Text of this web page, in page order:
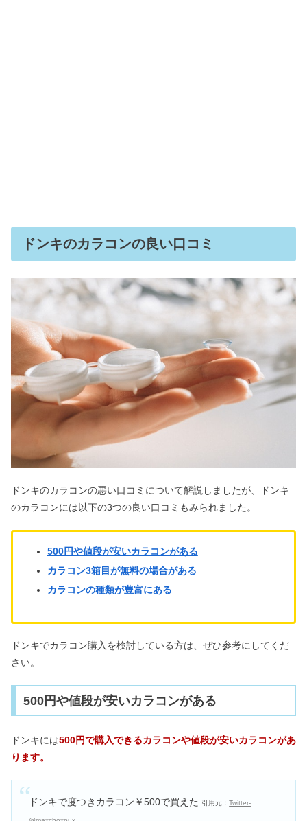
ドンキのカラコンの良い口コミ
ドンキのカラコンの悪い口コミについて解説しましたが、ドンキ
のカラコンには以下の3つの良い口コミもみられました。
500円や値段が安いカラコンがある
カラコン3箱目が無料の場合がある
カラコンの種類が豊富にある
ドンキでカラコン購入を検討している方は、ぜひ参考にしてくだ
さい。
500円や値段が安いカラコンがある
ドンキには500円で購入できるカラコンや値段が安いカラコンがあ
ります。
ドンキで度つきカラコン￥500で買えた 引用元：Twitter-